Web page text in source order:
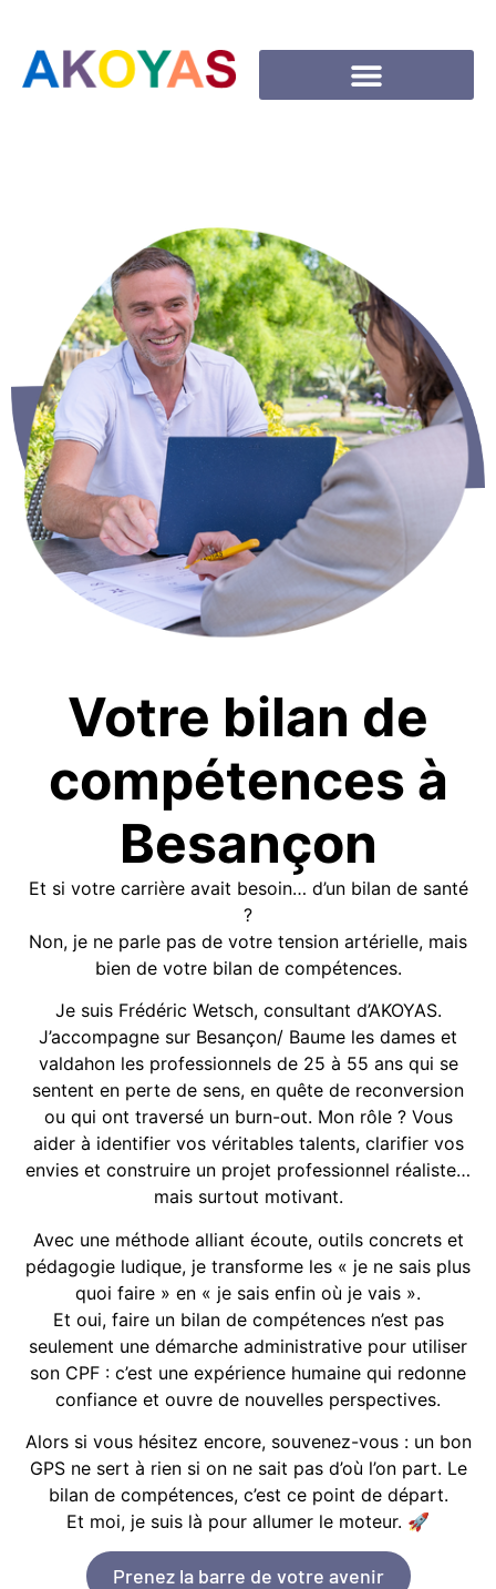
Votre bilan de
compétences à
Besançon
Et si votre carrière avait besoin… d’un bilan de santé
?
Non, je ne parle pas de votre tension artérielle, mais
bien de votre bilan de compétences.
Je suis Frédéric Wetsch, consultant d’AKOYAS.
J’accompagne sur Besançon/ Baume les dames et
valdahon les professionnels de 25 à 55 ans qui se
sentent en perte de sens, en quête de reconversion
ou qui ont traversé un burn-out. Mon rôle ? Vous
aider à identifier vos véritables talents, clarifier vos
envies et construire un projet professionnel réaliste…
mais surtout motivant.
Avec une méthode alliant écoute, outils concrets et
pédagogie ludique, je transforme les « je ne sais plus
quoi faire » en « je sais enfin où je vais ».
Et oui, faire un bilan de compétences n’est pas
seulement une démarche administrative pour utiliser
son CPF : c’est une expérience humaine qui redonne
confiance et ouvre de nouvelles perspectives.
Alors si vous hésitez encore, souvenez-vous : un bon
GPS ne sert à rien si on ne sait pas d’où l’on part. Le
bilan de compétences, c’est ce point de départ.
Et moi, je suis là pour allumer le moteur. 🚀
Prenez la barre de votre avenir